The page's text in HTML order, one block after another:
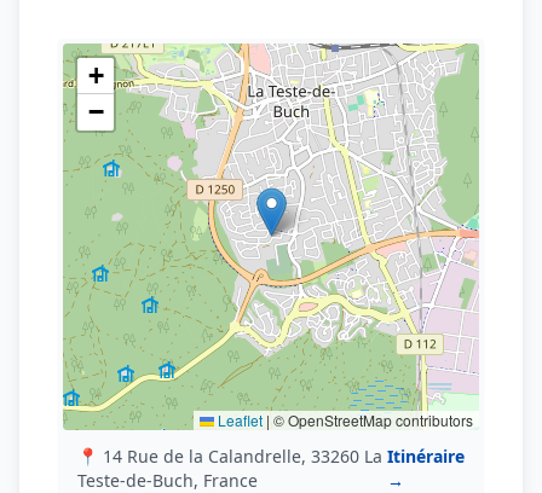
+
−
Leaflet | © OpenStreetMap contributors
📍 14 Rue de la Calandrelle, 33260 La
Teste-de-Buch, France
Itinéraire
→